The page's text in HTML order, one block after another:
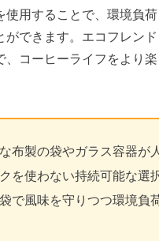
使用することで、環境負
ができます。エコフレン
、コーヒーライフをより
布製の袋やガラス容器が
を使わない持続可能な選
で風味を守りつつ環境負